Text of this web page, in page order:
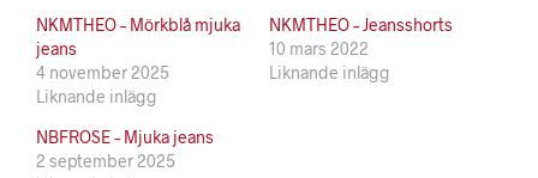
NKMTHEO – Mörkblå mjuka
jeans
4 november 2025
Liknande inlägg
NKMTHEO – Jeansshorts
10 mars 2022
Liknande inlägg
NBFROSE – Mjuka jeans
2 september 2025